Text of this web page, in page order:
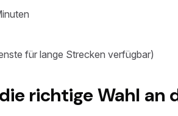
für lange Strecken verfügbar)
richtige Wahl an